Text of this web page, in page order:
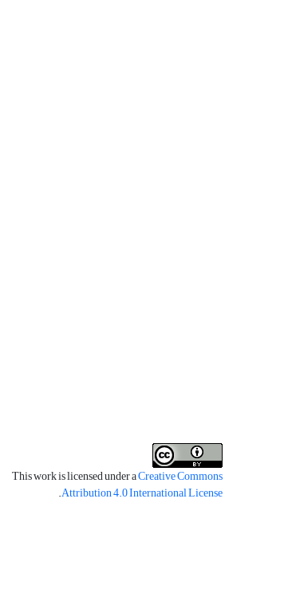
This work is licensed under aCreative Commons
Attribution 4.0 International License
.